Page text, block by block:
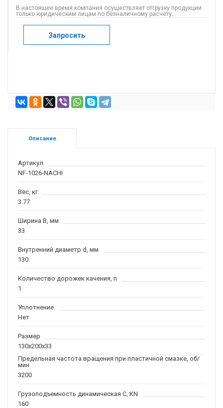
В настоящее время компания осуществляет отгрузку продукции
только юридическим лицам по безналичному расчету.
Запросить
Описание
Артикул
NF-1026-NACHI
Вес, кг
3.77
Ширина B, мм
33
Внутренний диаметр d, мм
130
Количество дорожек качения, n
1
Уплотнение
Нет
Размер
130x200x33
Предельная частота вращения при пластичной смазке, об/
мин
3200
Грузоподъемность динамическая C, KN
160